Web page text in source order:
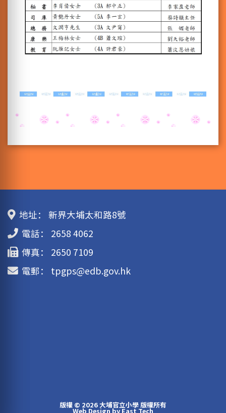
地址：
新界大埔太和路8號
電話：
2658 4062
傳真：
2650 7109
電郵：
tpgps@edb.gov.hk
版權 © 2026 大埔官立小學 版權所有
Web DesignbyEast Tech